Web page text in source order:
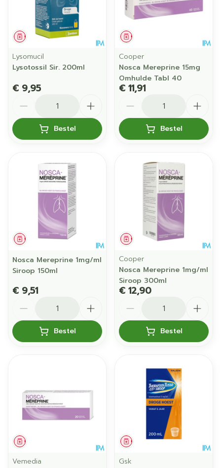
Geneesmiddel
Lysomucil
Lysotossil Sir. 200ml
€ 9,95
Bestel
Geneesmiddel
Cooper
Nosca Mereprine 15mg
Omhulde Tabl 40
€ 11,91
Bestel
Geneesmiddel
Nosca Mereprine 1mg/ml
Siroop 150ml
€ 9,51
Bestel
Geneesmiddel
Cooper
Nosca Mereprine 1mg/ml
Siroop 300ml
€ 12,90
Bestel
Geneesmiddel
Vemedia
Geneesmiddel
Gsk